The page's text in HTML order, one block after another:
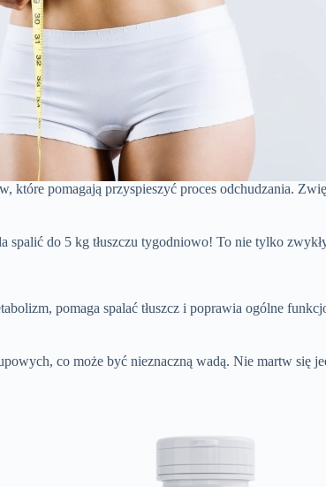
które pomagają przyspieszyć proces odchudzania.
spalić do 5 kg tłuszczu tygodniowo! To nie tylko
pomaga spalać tłuszcz i poprawia ogólne
co może być nieznaczną wadą. Nie martw się